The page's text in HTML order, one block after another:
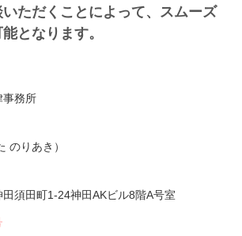
ただくことによって、スムーズ
となります。
事務所
のりあき）
須田町1-24神田AKビル8階A号室